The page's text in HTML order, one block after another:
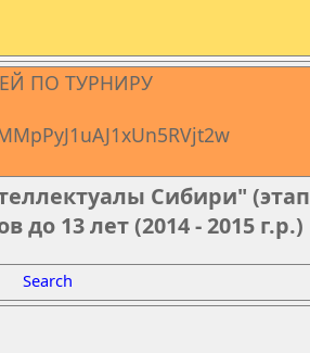
ПО ТУРНИРУ
Сибири" (этап
13 лет (2014 - 2015 г.р.)
Search